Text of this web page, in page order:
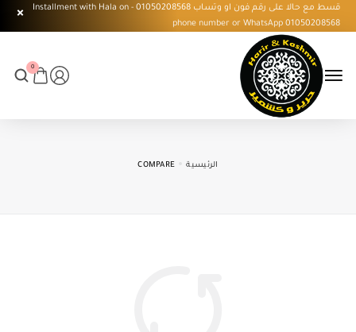
قسط مع حالا على رقم فون او وتساب 01050208568 - Installment with Hala on
phone number or WhatsApp 01050208568
0
الرئيسية COMPARE